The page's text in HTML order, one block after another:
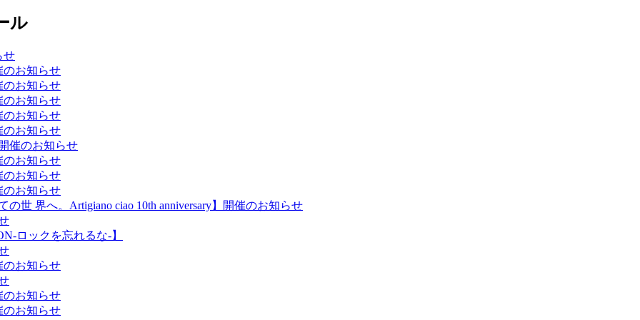
ル
せ
のお知らせ
のお知らせ
のお知らせ
のお知らせ
のお知らせ
催のお知らせ
のお知らせ
のお知らせ
のお知らせ
世 界へ。Artigiano ciao 10th anniversary】開催のお知らせ
ロックを忘れるな-】
のお知らせ
のお知らせ
のお知らせ